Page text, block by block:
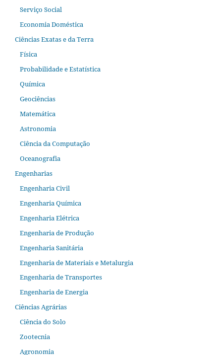
Serviço Social
Economia Doméstica
Ciências Exatas e da Terra
Física
Probabilidade e Estatística
Química
Geociências
Matemática
Astronomia
Ciência da Computação
Oceanografia
Engenharias
Engenharia Civil
Engenharia Química
Engenharia Elétrica
Engenharia de Produção
Engenharia Sanitária
Engenharia de Materiais e Metalurgia
Engenharia de Transportes
Engenharia de Energia
Ciências Agrárias
Ciência do Solo
Zootecnia
Agronomia